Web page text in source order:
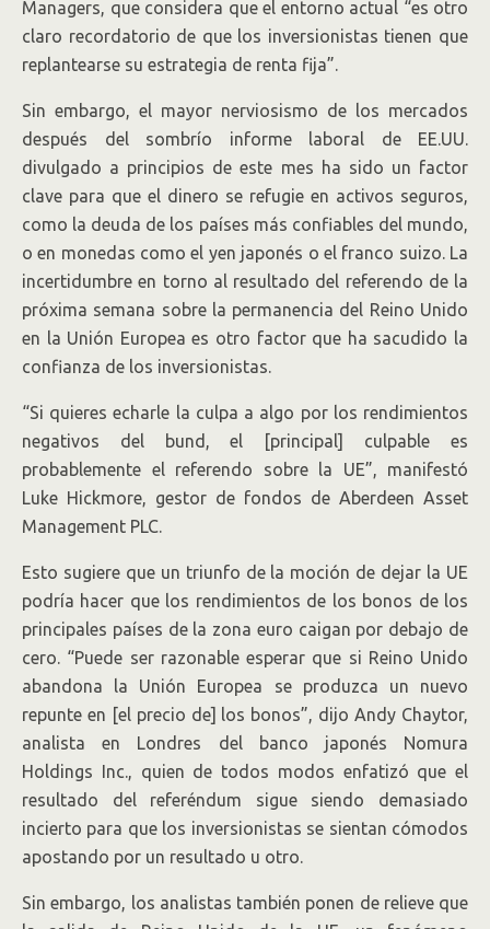
Managers, que considera que el entorno actual “es otro
claro recordatorio de que los inversionistas tienen que
replantearse su estrategia de renta fija”.
Sin embargo, el mayor nerviosismo de los mercados
después del sombrío informe laboral de EE.UU.
divulgado a principios de este mes ha sido un factor
clave para que el dinero se refugie en activos seguros,
como la deuda de los países más confiables del mundo,
o en monedas como el yen japonés o el franco suizo. La
incertidumbre en torno al resultado del referendo de la
próxima semana sobre la permanencia del Reino Unido
en la Unión Europea es otro factor que ha sacudido la
confianza de los inversionistas.
“Si quieres echarle la culpa a algo por los rendimientos
negativos del bund, el [principal] culpable es
probablemente el referendo sobre la UE”, manifestó
Luke Hickmore, gestor de fondos de Aberdeen Asset
Management PLC.
Esto sugiere que un triunfo de la moción de dejar la UE
podría hacer que los rendimientos de los bonos de los
principales países de la zona euro caigan por debajo de
cero. “Puede ser razonable esperar que si Reino Unido
abandona la Unión Europea se produzca un nuevo
repunte en [el precio de] los bonos”, dijo Andy Chaytor,
analista en Londres del banco japonés Nomura
Holdings Inc., quien de todos modos enfatizó que el
resultado del referéndum sigue siendo demasiado
incierto para que los inversionistas se sientan cómodos
apostando por un resultado u otro.
Sin embargo, los analistas también ponen de relieve que